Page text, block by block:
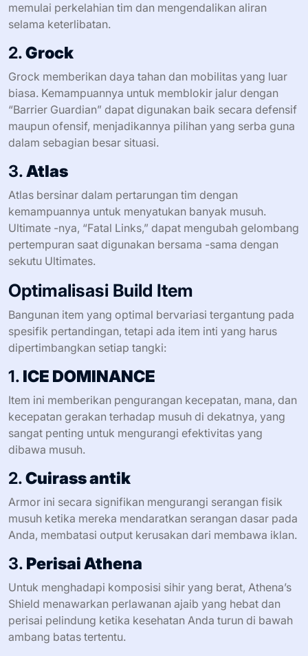
memulai perkelahian tim dan mengendalikan aliran
selama keterlibatan.
2.Grock
Grock memberikan daya tahan dan mobilitas yang luar
biasa. Kemampuannya untuk memblokir jalur dengan
“Barrier Guardian” dapat digunakan baik secara defensif
maupun ofensif, menjadikannya pilihan yang serba guna
dalam sebagian besar situasi.
3.Atlas
Atlas bersinar dalam pertarungan tim dengan
kemampuannya untuk menyatukan banyak musuh.
Ultimate -nya, “Fatal Links,” dapat mengubah gelombang
pertempuran saat digunakan bersama -sama dengan
sekutu Ultimates.
Optimalisasi Build Item
Bangunan item yang optimal bervariasi tergantung pada
spesifik pertandingan, tetapi ada item inti yang harus
dipertimbangkan setiap tangki:
1. ICE DOMINANCE
Item ini memberikan pengurangan kecepatan, mana, dan
kecepatan gerakan terhadap musuh di dekatnya, yang
sangat penting untuk mengurangi efektivitas yang
dibawa musuh.
2.Cuirass antik
Armor ini secara signifikan mengurangi serangan fisik
musuh ketika mereka mendaratkan serangan dasar pada
Anda, membatasi output kerusakan dari membawa iklan.
3. Perisai Athena
Untuk menghadapi komposisi sihir yang berat, Athena’s
Shield menawarkan perlawanan ajaib yang hebat dan
perisai pelindung ketika kesehatan Anda turun di bawah
ambang batas tertentu.